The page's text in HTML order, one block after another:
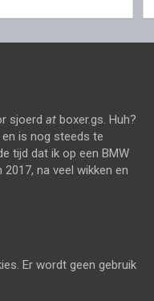
sjoerd at boxer.gs. Huh?
is nog steeds te
tijd dat ik op een BMW
2017, na veel wikken en
Er wordt geen gebruik